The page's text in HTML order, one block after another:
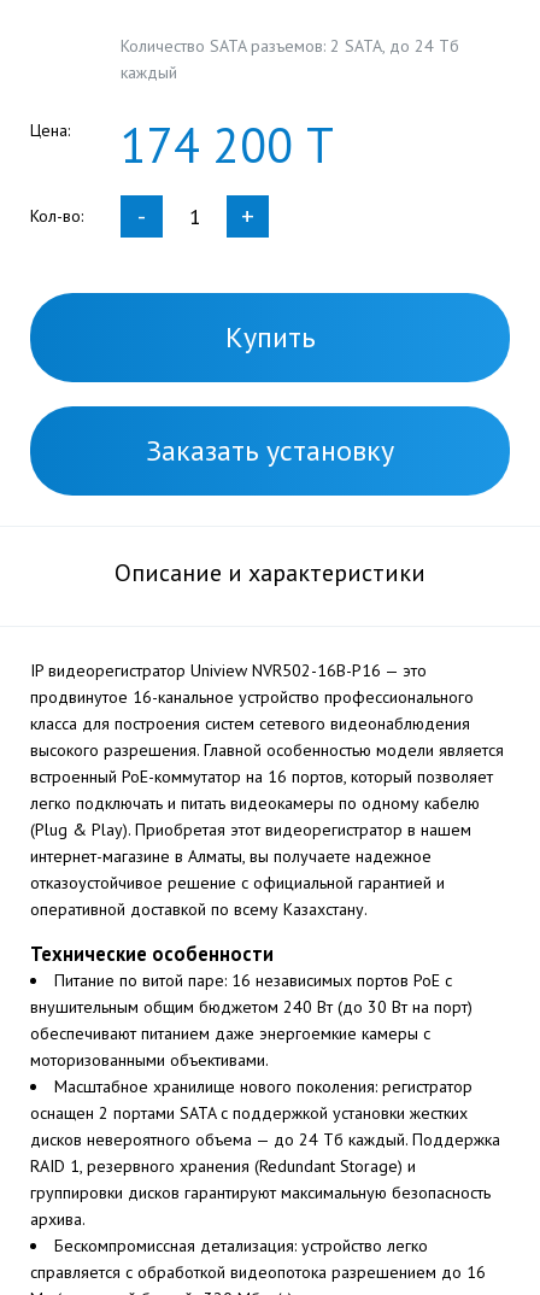
Количество SATA разъемов: 2 SATA, до 24 Тб
каждый
Цена: 174 200 Т
Кол-во: - +
Купить
Заказать установку
Описание и характеристики
IP видеорегистратор Uniview NVR502-16B-P16 — это
продвинутое 16-канальное устройство профессионального
класса для построения систем сетевого видеонаблюдения
высокого разрешения. Главной особенностью модели является
встроенный PoE-коммутатор на 16 портов, который позволяет
легко подключать и питать видеокамеры по одному кабелю
(Plug & Play). Приобретая этот видеорегистратор в нашем
интернет-магазине в Алматы, вы получаете надежное
отказоустойчивое решение с официальной гарантией и
оперативной доставкой по всему Казахстану.
Технические особенности
Питание по витой паре: 16 независимых портов PoE с
внушительным общим бюджетом 240 Вт (до 30 Вт на порт)
обеспечивают питанием даже энергоемкие камеры с
моторизованными объективами.
Масштабное хранилище нового поколения: регистратор
оснащен 2 портами SATA с поддержкой установки жестких
дисков невероятного объема — до 24 Тб каждый. Поддержка
RAID 1, резервного хранения (Redundant Storage) и
группировки дисков гарантируют максимальную безопасность
архива.
Бескомпромиссная детализация: устройство легко
справляется с обработкой видеопотока разрешением до 16